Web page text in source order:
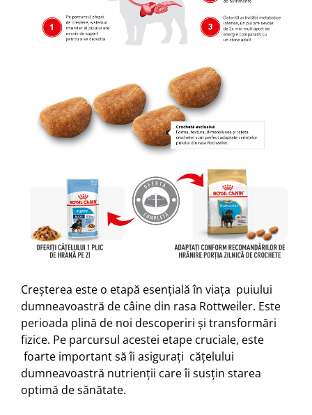
Creșterea este o etapă esențială în viața puiului
dumneavoastră de câine din rasa Rottweiler. Este
perioada plină de noi descoperiri și transformări
fizice. Pe parcursul acestei etape cruciale, este
foarte important să îi asigurați cățelului
dumneavoastră nutrienții care îi susțin starea
optimă de sănătate.